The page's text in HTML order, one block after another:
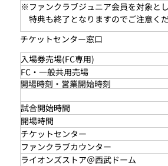
※ ファンクラブジュニア会員を対象と
特典も終了となりますのでご注意くだ
チケットセンター窓口
入場券売場(FC専用)
FC・一般共用売場
開場時刻・営業開始時刻
試合開始時間
開場時間
チケットセンター
ファンクラブカウンター
ライオンズストア＠西武ドーム